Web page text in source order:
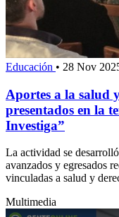
Educación • 28 Nov
Aportes a la salud
presentados en la
Investiga”
La actividad se
avanzados y egresados
vinculadas a salud y
Multimedia